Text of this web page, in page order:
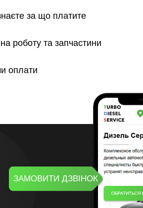
за що платите
роботу та запчастини
оплати
ЗАМОВИТИ ДЗВІНОК